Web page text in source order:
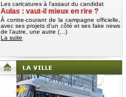
Les caricatures à l'assaut du candidat
Aulas : vaut-il mieux en rire ?
À contre-courant de la campagne officielle,
avec ses projets d’un côté et ses fake news
de l’autre, une autre (…)
La suite